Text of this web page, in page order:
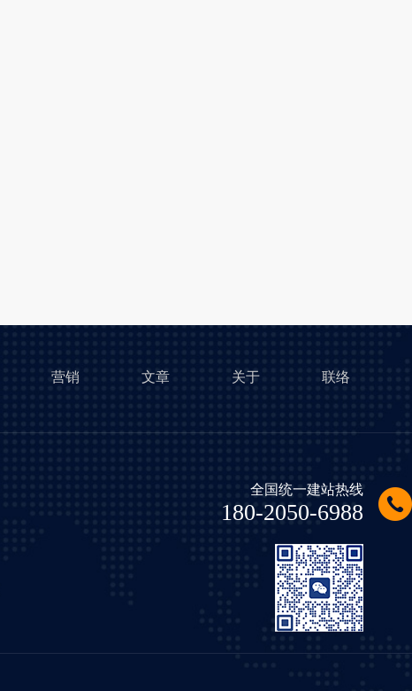
营销 文章 关于 联络
全国统一建站热线
180-2050-6988